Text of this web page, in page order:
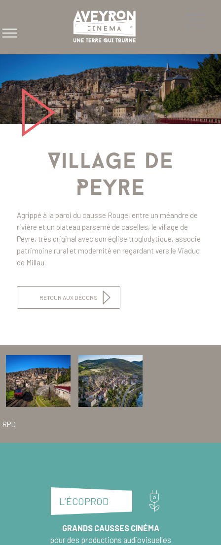
Village de
Peyre
Agrippé à la paroi du causse Rouge, entre un méandre de
rivière et un plateau parsemé de caselles, le village de
Peyre, très original avec son église troglodytique, associe
patrimoine rural et modernité en regardant vers le Viaduc
de Millau.
RETOUR AUX DÉCORS
RPD
L’ÉCOPROD
GRANDS CAUSSES CINÉMA
pour des productions audiovisuelles